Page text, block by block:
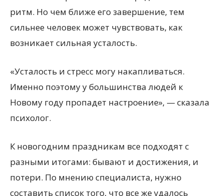
ритм. Но чем ближе его завершение, тем
сильнее человек может чувствовать, как
возникает сильная усталость.
«Усталость и стресс могу накапливаться.
Именно поэтому у большинства людей к
Новому году пропадет настроение», — сказала
психолог.
К новогодним праздникам все подходят с
разными итогами: бывают и достижения, и
потери. По мнению специалиста, нужно
составить список того, что все же удалось